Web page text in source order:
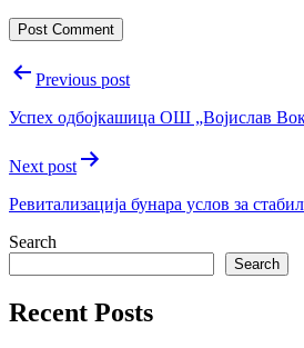
PostPrevious post
Успех одбојкашица ОШ „Војислав
Next post
Ревитализација бунара услов за
Search
Search
Recent Posts